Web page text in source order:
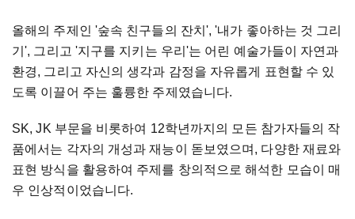
올해의 주제인 '숲속 친구들의 잔치', '내가 좋아하는 것 그리
기', 그리고 '지구를 지키는 우리'는 어린 예술가들이 자연과
환경, 그리고 자신의 생각과 감정을 자유롭게 표현할 수 있
도록 이끌어 주는 훌륭한 주제였습니다.
SK, JK 부문을 비롯하여 12학년까지의 모든 참가자들의 작
품에서는 각자의 개성과 재능이 돋보였으며, 다양한 재료와
표현 방식을 활용하여 주제를 창의적으로 해석한 모습이 매
우 인상적이었습니다.